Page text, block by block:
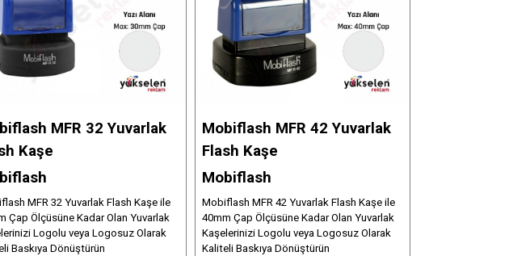
MFR 32 Yuvarlak
Kaşe
MFR 32 Yuvarlak Flash Kaşe ile
Çap Ölçüsüne Kadar Olan Yuvarlak
Logolu veya Logosuz Olarak
Baskıya Dönüştürün
Mobiflash MFR 42 Yuvarlak
Flash Kaşe
Mobiflash
Mobiflash MFR 42 Yuvarlak Flash Kaşe ile
40mm Çap Ölçüsüne Kadar Olan Yuvarlak
Kaşelerinizi Logolu veya Logosuz Olarak
Kaliteli Baskıya Dönüştürün